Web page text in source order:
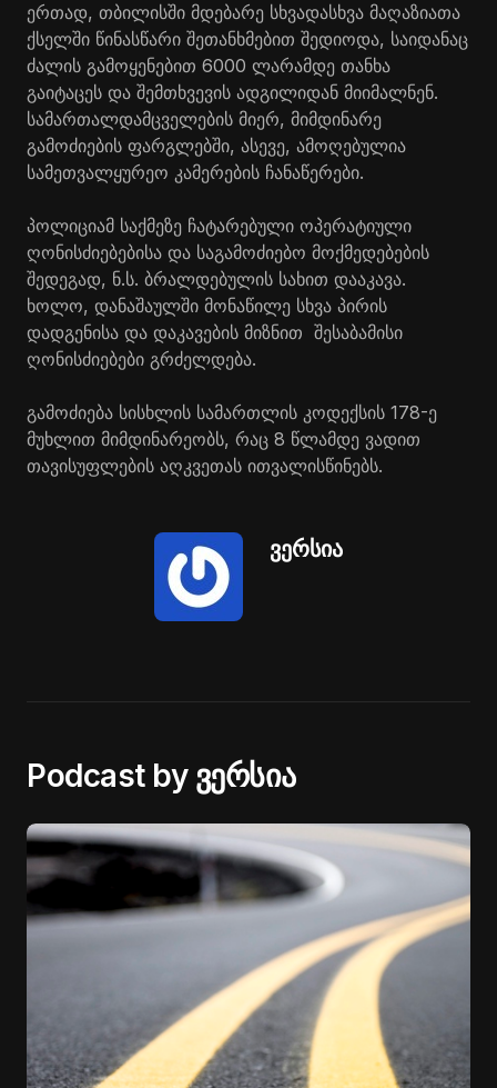
ერთად, თბილისში მდებარე სხვადასხვა მაღაზიათა
ქსელში წინასწარი შეთანხმებით შედიოდა, საიდანაც
ძალის გამოყენებით 6000 ლარამდე თანხა
გაიტაცეს და შემთხვევის ადგილიდან მიიმალნენ.
სამართალდამცველების მიერ, მიმდინარე
გამოძიების ფარგლებში, ასევე, ამოღებულია
სამეთვალყურეო კამერების ჩანაწერები.
პოლიციამ საქმეზე ჩატარებული ოპერატიული
ღონისძიებებისა და საგამოძიებო მოქმედებების
შედეგად, ნ.ს. ბრალდებულის სახით დააკავა.
ხოლო, დანაშაულში მონაწილე სხვა პირის
დადგენისა და დაკავების მიზნით შესაბამისი
ღონისძიებები გრძელდება.
გამოძიება სისხლის სამართლის კოდექსის 178-ე
მუხლით მიმდინარეობს, რაც 8 წლამდე ვადით
თავისუფლების აღკვეთას ითვალისწინებს.
ვერსია
Podcast by ვერსია